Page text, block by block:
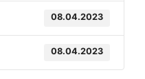
08.04.2023
08.04.2023